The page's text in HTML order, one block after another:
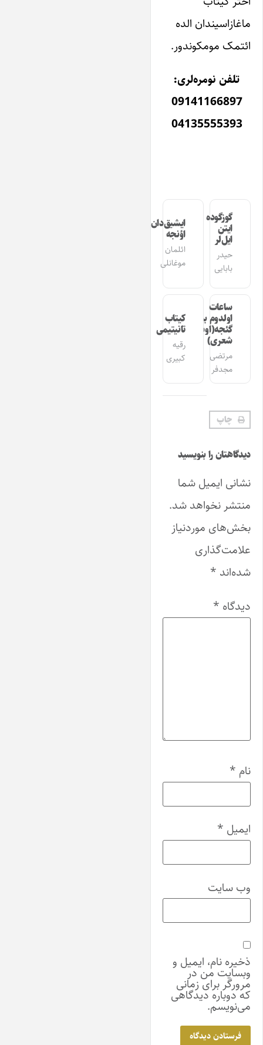
ماغازاسیندان الده
ائتمک مومکوندور.
تلفن نومره‌لری:
09141166897
04135555393
گوزگوده
ایتن
ایل‌لر
حیدر
بابایی
ایشیق‌دان
اؤنجه
ائلمان
موغانلی
ساعات
اولدوم بیر
گئجه(اوشاق
شعری)
مرتضی
مجدفر
کیتاب
تانیتیمی
رقیه
کبیری
چاپ
دیدگاهتان را بنویسید
نشانی ایمیل شما
منتشر نخواهد شد.
بخش‌های موردنیاز
علامت‌گذاری
شده‌اند *
دیدگاه *
نام *
ایمیل *
وب‌ سایت
ذخیره نام، ایمیل و
وبسایت من در
مرورگر برای زمانی
که دوباره دیدگاهی
می‌نویسم.